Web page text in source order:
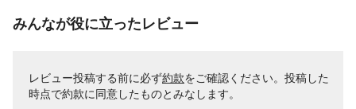
みんなが役に立ったレビュー
レビュー投稿する前に必ず約款をご確認ください。投稿した
時点で約款に同意したものとみなします。